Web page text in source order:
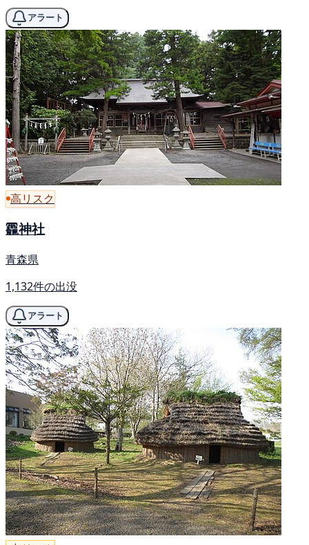
アラート
高リスク
龗神社
青森県
1,132件の出没
アラート